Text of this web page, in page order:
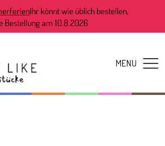
Ihr könnt wie üblich bestellen,
Bestellung am 10.8.2026